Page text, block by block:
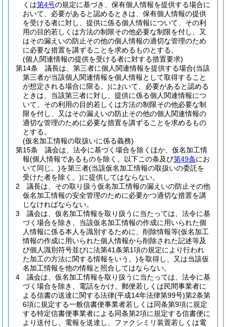
くは第4号の規定に基づき、保有個人情報を提供する場合に
おいて、必要があると認めるときは、保有個人情報の提供
を受ける者に対し、提供に係る個人情報について、その利
用の目的若しくは方法の制限その他必要な制限を付し、又
はその漏えいの防止その他の個人情報の適切な管理のため
に必要な措置を講ずることを求めるものとする。
(個人関連情報の提供を受ける者に対する措置要求)
第14条
議長は、第三者に個人関連情報を提供する場合(当該
第三者が当該個人関連情報を個人情報として取得すること
が想定される場合に限る。)において、必要があると認める
ときは、当該第三者に対し、提供に係る個人関連情報につ
いて、その利用の目的若しくは方法の制限その他必要な制
限を付し、又はその漏えいの防止その他の個人関連情報の
適切な管理のために必要な措置を講ずることを求めるもの
とする。
(仮名加工情報の取扱いに係る義務)
第15条
議会は、法令に基づく場合を除くほか、仮名加工情
報(個人情報であるものを除く。以下この条及び第49条にお
いて同じ。)を第三者(当該仮名加工情報の取扱いの委託を
受けた者を除く。)に提供してはならない。
2
議長は、その取り扱う仮名加工情報の漏えいの防止その他
仮名加工情報の安全管理のために必要かつ適切な措置を講
じなければならない。
3
議会は、仮名加工情報を取り扱うに当たっては、法令に基
づく場合を除き、当該仮名加工情報の作成に用いられた個
人情報に係る本人を識別するために、削除情報等(仮名加工
情報の作成に用いられた個人情報から削除された記述等及
び個人識別符号並びに法第41条第1項の規定により行われ
た加工の方法に関する情報をいう。)を取得し、又は当該仮
名加工情報を他の情報と照合してはならない。
4
議会は、仮名加工情報を取り扱うに当たっては、法令に基
づく場合を除き、電話をかけ、郵便若しくは民間事業者に
よる信書の送達に関する法律(平成14年法律第99号)第2条第
6項に規定する一般信書便事業者若しくは同条第9項に規定
する特定信書便事業者による同条第2項に規定する信書便に
より送付し、電報を送達し、ファクシミリ装置若しくは電